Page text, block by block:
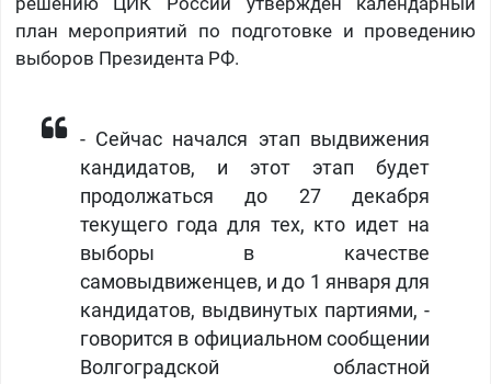
план мероприятий по подготовке и проведению
выборов Президента РФ.
- Сейчас начался этап выдвижения
кандидатов, и этот этап будет
продолжаться до 27 декабря
текущего года для тех, кто идет на
выборы в качестве
самовыдвиженцев, и до 1 января для
кандидатов, выдвинутых партиями, -
говорится в официальном сообщении
Волгоградской областной